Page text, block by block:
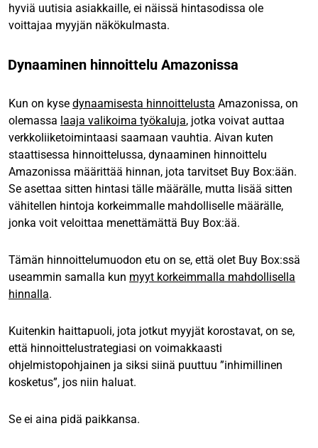
hyviä uutisia asiakkaille, ei näissä hintasodissa ole
voittajaa myyjän näkökulmasta.
Dynaaminen hinnoittelu Amazonissa
Kun on kyse dynaamisesta hinnoittelusta Amazonissa, on
olemassa laaja valikoima työkaluja, jotka voivat auttaa
verkkoliiketoimintaasi saamaan vauhtia. Aivan kuten
staattisessa hinnoittelussa, dynaaminen hinnoittelu
Amazonissa määrittää hinnan, jota tarvitset Buy Box:ään.
Se asettaa sitten hintasi tälle määrälle, mutta lisää sitten
vähitellen hintoja korkeimmalle mahdolliselle määrälle,
jonka voit veloittaa menettämättä Buy Box:ää.
Tämän hinnoittelumuodon etu on se, että olet Buy Box:ssä
useammin samalla kun myyt korkeimmalla mahdollisella
hinnalla.
Kuitenkin haittapuoli, jota jotkut myyjät korostavat, on se,
että hinnoittelustrategiasi on voimakkaasti
ohjelmistopohjainen ja siksi siinä puuttuu ”inhimillinen
kosketus”, jos niin haluat.
Se ei aina pidä paikkansa.